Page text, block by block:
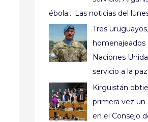
ébola… Las noticias del
Tres uruguayos,
homenajeados
Naciones
servicio a la paz
Kirguistán
primera vez un
en el Consejo